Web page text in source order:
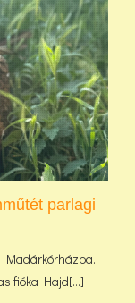
parlagi
Madárkórházba.
fióka Hajd[...]